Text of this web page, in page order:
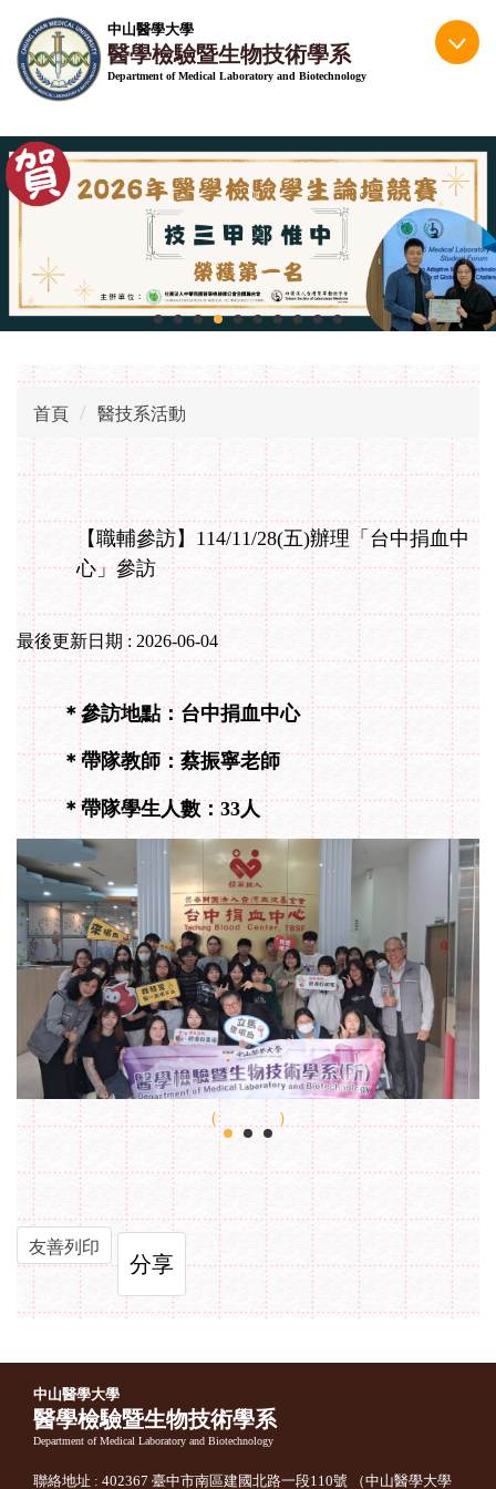
到
主
容
區
中山醫學大學
醫學檢驗暨生物技術學系
Department of Medical Laboratory and Biotechnology
首頁 醫技系活動
【職輔參訪】114/11/28(五)辦理「台中捐血中
心」參訪
最後更新日期 : 2026-06-04
＊參訪地點：台中捐血中心
＊帶隊教師：蔡振寧老師
＊帶隊學生人數：33人
友善列印
分享
中山醫學大學
醫學檢驗暨生物技術學系
Department of Medical Laboratory and Biotechnology
聯絡地址 : 402367 臺中市南區建國北路一段110號 （中山醫學大學